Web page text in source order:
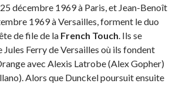
décembre 1969 à Paris, et Jean-Benoît
1969 à Versailles, forment le duo
de file de la French Touch. Ils se
Jules Ferry de Versailles où ils fondent
avec Alexis Latrobe (Alex Gopher)
Alors que Dunckel poursuit ensuite